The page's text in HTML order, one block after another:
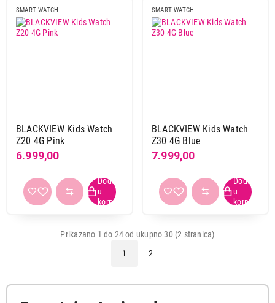
SMART WATCH
BLACKVIEW Kids Watch
Z20 4G Pink
6.999,00
SMART WATCH
BLACKVIEW Kids Watch
Z30 4G Blue
7.999,00
Prikazano 1 do 24 od ukupno 30 (2 stranica)
1
2